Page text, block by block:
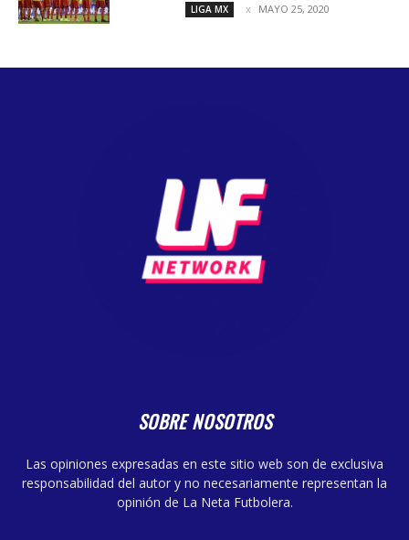
LIGA MX MAYO 25, 2020
SOBRE NOSOTROS
Las opiniones expresadas en este sitio web son de exclusiva
responsabilidad del autor y no necesariamente representan la
opinión de La Neta Futbolera.